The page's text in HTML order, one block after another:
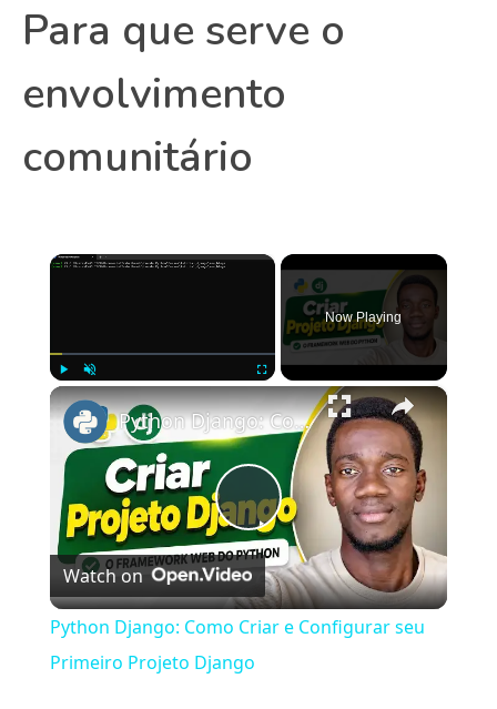
Para que serve o
envolvimento
comunitário
×
Now Playing
×
Play
Video
Python Django: Como Criar e Configurar seu Primeiro Projeto Django
Watch on
Python Django: Como Criar e Configurar seu
Primeiro Projeto Django